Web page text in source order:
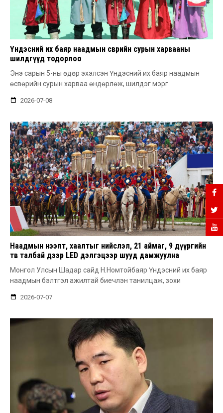
Үндэсний их баяр наадмын өсвөрийн сурын харвааны
шилдгүүд тодорлоо
Энэ сарын 5-ны өдөр эхэлсэн Үндэсний их баяр наадмын
өсвөрийн сурын харваа өндөрлөж, шилдэг мэрг
2026-07-08
Наадмын нээлт, хаалтыг нийслэл, 21 аймаг, 9 дүүргийн
төв талбай дээр LED дэлгэцээр шууд дамжуулна
Монгол Улсын Шадар сайд Н.Номтойбаяр Үндэсний их баяр
наадмын бэлтгэл ажилтай биечлэн танилцаж, зохи
2026-07-07